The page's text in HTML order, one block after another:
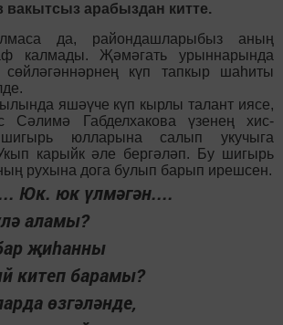
арабыздан китте.
да, райондашларыбыз аның
калмады. Җәмәгать урыннарында
күп тапкыр шаһиты
яшәүче күп кырлы талант иясе,
Сәлимә Габделхакова үзенең хис-
шигырь юлларына салып укучыга
карыйк әле бергәләп. Бу шигырь
рухына дога булып барып ирешсен.
Юк. юк үлмәгән....
аламы?
җиһанны
китеп барамы?
өзгәләнде,